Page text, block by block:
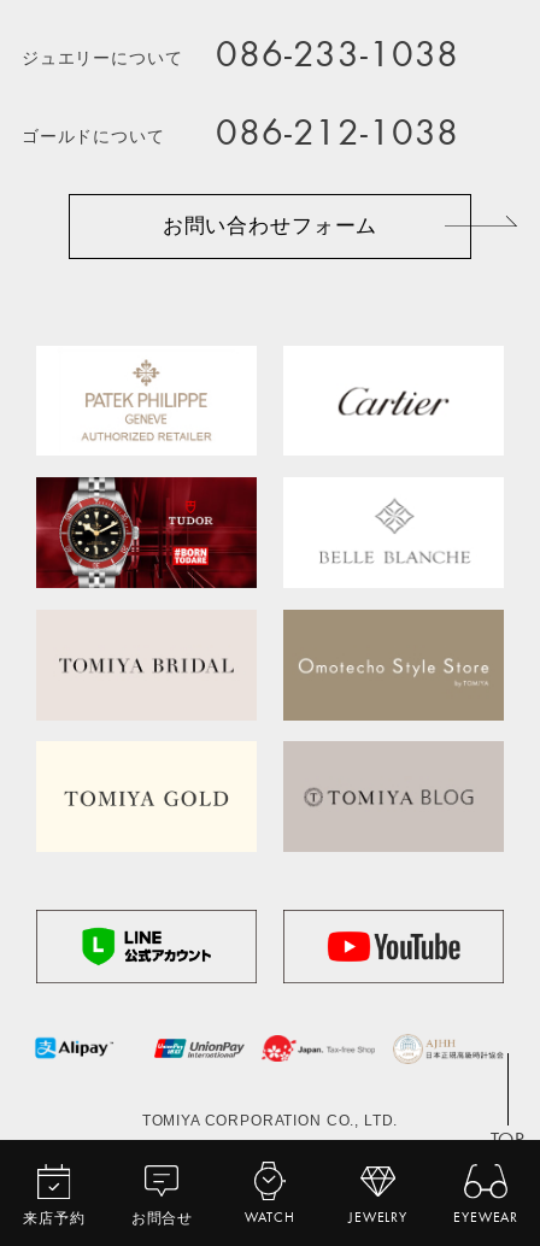
来店予約 お問合せ WATCH JEWELRY EYEWEAR
TOP
ジュエリーについて 086-233-1038
ゴールドについて 086-212-1038
お問い合わせフォーム
TOMIYA CORPORATION CO., LTD.